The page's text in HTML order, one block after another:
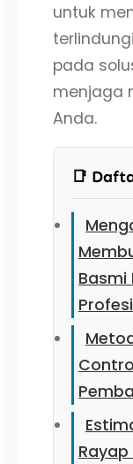
untuk
pada
menjaga
Anda.
📑
Basmi